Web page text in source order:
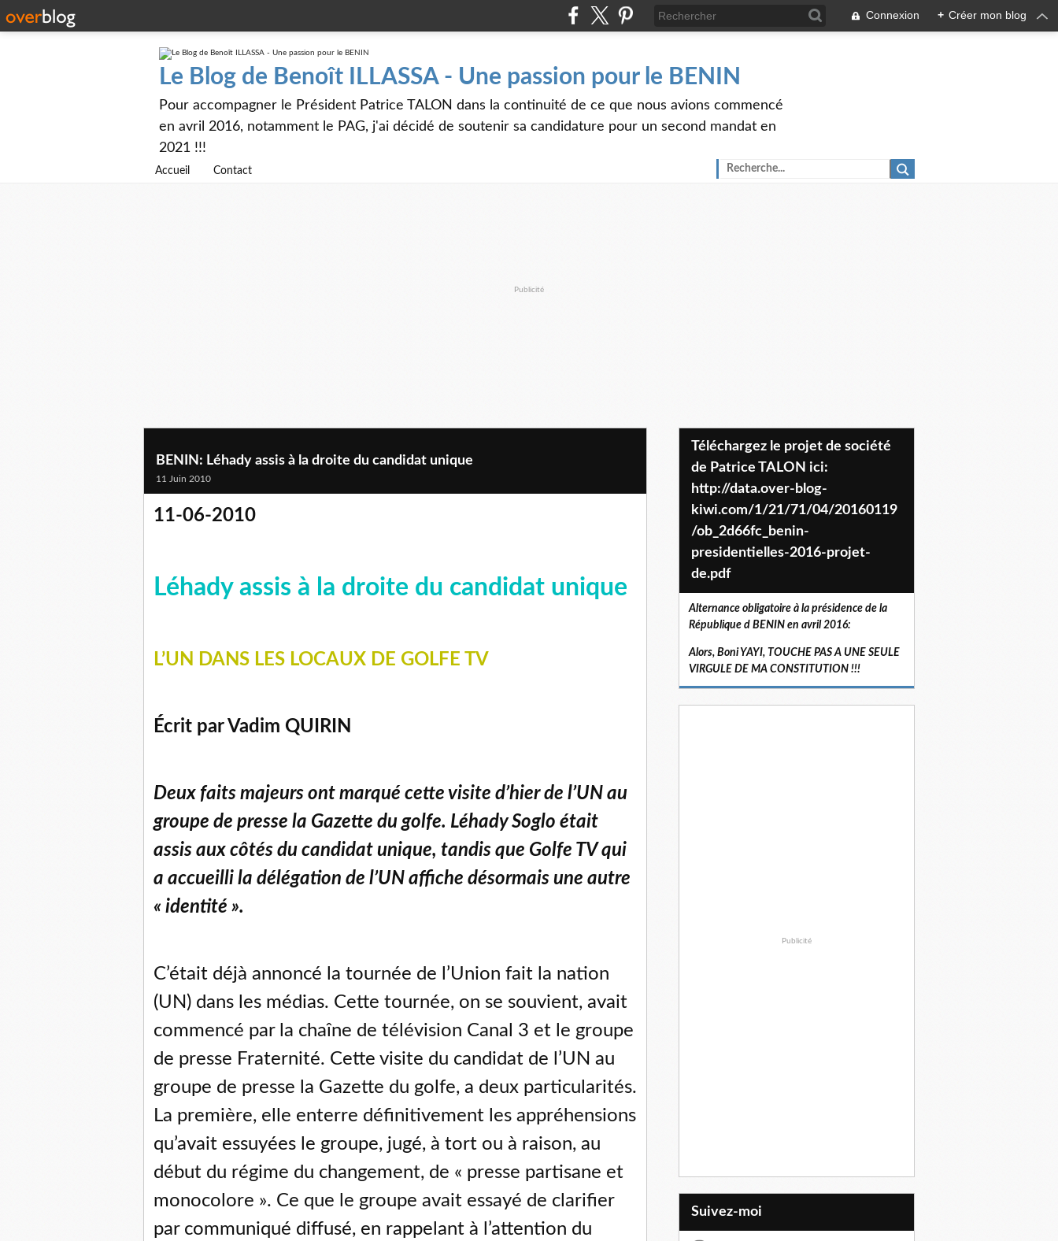
Connexion + Créer mon blog
Le Blog de Benoît ILLASSA - Une passion pour le BENIN
Pour accompagner le Président Patrice TALON dans la continuité de ce que nous avions commencé
en avril 2016, notamment le PAG, j'ai décidé de soutenir sa candidature pour un second mandat en
2021 !!!
Accueil Contact
Publicité
BENIN: Léhady assis à la droite du candidat unique
11 Juin 2010
11-06-2010
Léhady assis à la droite du candidat unique
L’UN DANS LES LOCAUX DE GOLFE TV
Écrit par Vadim QUIRIN
Deux faits majeurs ont marqué cette visite d’hier de l’UN au
groupe de presse la Gazette du golfe. Léhady Soglo était
assis aux côtés du candidat unique, tandis que Golfe TV qui
a accueilli la délégation de l’UN affiche désormais une autre
« identité ».
C’était déjà annoncé la tournée de l’Union fait la nation
(UN) dans les médias. Cette tournée, on se souvient, avait
commencé par la chaîne de télévision Canal 3 et le groupe
de presse Fraternité. Cette visite du candidat de l’UN au
groupe de presse la Gazette du golfe, a deux particularités.
La première, elle enterre définitivement les appréhensions
qu’avait essuyées le groupe, jugé, à tort ou à raison, au
début du régime du changement, de « presse partisane et
monocolore ». Ce que le groupe avait essayé de clarifier
par communiqué diffusé, en rappelant à l’attention du
Téléchargez le projet de société
de Patrice TALON ici:
http://data.over-blog-
kiwi.com/1/21/71/04/20160119
/ob_2d66fc_benin-
presidentielles-2016-projet-
de.pdf
Alternance obligatoire à la présidence de la
République d BENIN en avril 2016:
Alors, Boni YAYI, TOUCHE PAS A UNE SEULE
VIRGULE DE MA CONSTITUTION !!!
Publicité
Suivez-moi